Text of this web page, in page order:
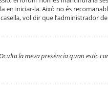
en iniciar-la. Això no és
vol dir que l’administrador
Oculta la meva presència quan estic